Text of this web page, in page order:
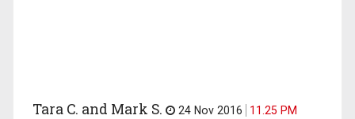
Tara C. and Mark S. 24 Nov 2016 11.25 PM